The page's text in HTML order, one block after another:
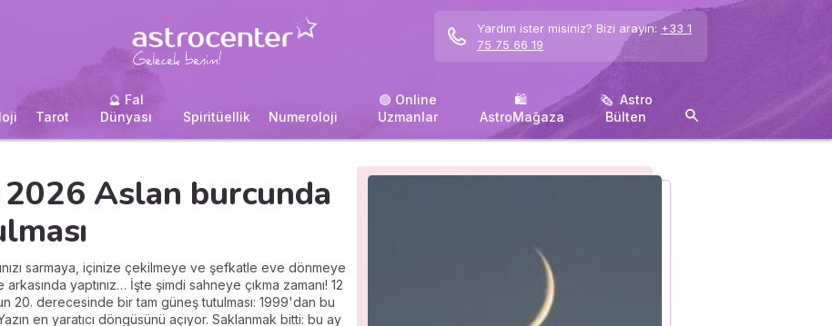
Yardım ister misiniz? Bizi arayın: +33 1
75 75 66 19
Tarot
🔮 Fal
Dünyası
Spiritüellik Numeroloji
🟢 Online
Uzmanlar
🛍 ️
AstroMağaza
🗞 ️ Astro
Bülten
Aslan burcunda
sarmaya, içinize çekilmeye ve şefkatle eve dönmeye
yaptınız… İşte şimdi sahneye çıkma zamanı! 12
20. derecesinde bir tam güneş tutulması: 1999'dan bu
en yaratıcı döngüsünü açıyor. Saklanmak bitti: bu ay